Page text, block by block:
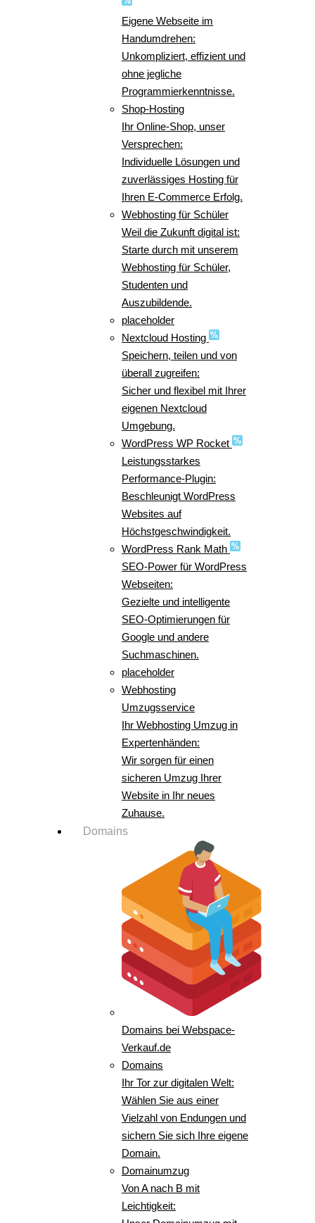
Eigene Webseite im
Handumdrehen:
Unkompliziert, effizient und
ohne jegliche
Programmierkenntnisse.
Shop-Hosting
Ihr Online-Shop, unser
Versprechen:
Individuelle Lösungen und
zuverlässiges Hosting für
Ihren E-Commerce Erfolg.
Webhosting für Schüler
Weil die Zukunft digital ist:
Starte durch mit unserem
Webhosting für Schüler,
Studenten und
Auszubildende.
placeholder
Nextcloud Hosting
Speichern, teilen und von
überall zugreifen:
Sicher und flexibel mit Ihrer
eigenen Nextcloud
Umgebung.
WordPress WP Rocket
Leistungsstarkes
Performance-Plugin:
Beschleunigt WordPress
Websites auf
Höchstgeschwindigkeit.
WordPress Rank Math
SEO-Power für WordPress
Webseiten:
Gezielte und intelligente
SEO-Optimierungen für
Google und andere
Suchmaschinen.
placeholder
Webhosting
Umzugsservice
Ihr Webhosting Umzug in
Expertenhänden:
Wir sorgen für einen
sicheren Umzug Ihrer
Website in Ihr neues
Zuhause.
Domains
Domains bei Webspace-
Verkauf.de
Domains
Ihr Tor zur digitalen Welt:
Wählen Sie aus einer
Vielzahl von Endungen und
sichern Sie sich Ihre eigene
Domain.
Domainumzug
Von A nach B mit
Leichtigkeit: